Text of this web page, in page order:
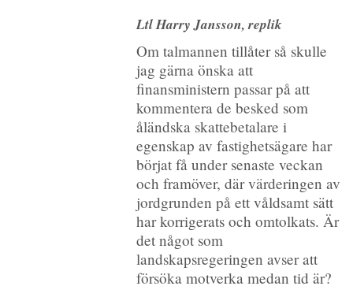
Ltl Harry Jansson, replik
Om talmannen tillåter så skulle
jag gärna önska att
finansministern passar på att
kommentera de besked som
åländska skattebetalare i
egenskap av fastighetsägare har
börjat få under senaste veckan
och framöver, där värderingen av
jordgrunden på ett våldsamt sätt
har korrigerats och omtolkats. Är
det något som
landskapsregeringen avser att
försöka motverka medan tid är?